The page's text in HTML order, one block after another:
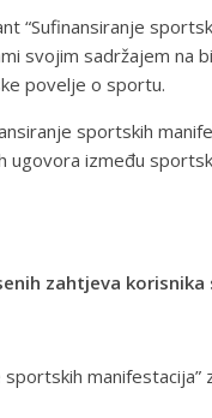
svojim sadržajem na
povelje o sportu.
sportskih
ugovora između
zahtjeva korisnika